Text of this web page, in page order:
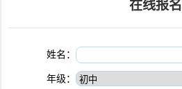
在线报名
姓名：
年级：